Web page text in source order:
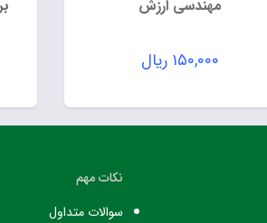
مهندسی ارزش
۱۵۰,۰۰۰ ریال
نکات مهم
سوالات متداول